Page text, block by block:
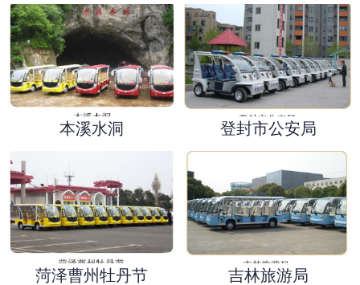
本溪水洞 登封市公安局
菏泽曹州牡丹节 吉林旅游局